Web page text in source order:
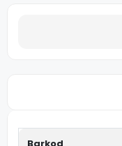
Barkod